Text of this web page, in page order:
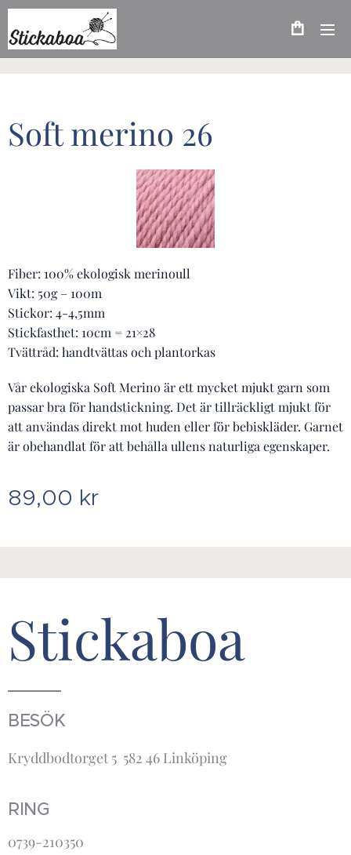
Soft merino 26
Fiber: 100% ekologisk merinoull
Vikt: 50g – 100m
Stickor: 4-4,5mm
Stickfasthet: 10cm = 21×28
Tvättråd: handtvättas och plantorkas
Vår ekologiska Soft Merino är ett mycket mjukt garn som
passar bra för handstickning. Det är tillräckligt mjukt för
att användas direkt mot huden eller för bebiskläder. Garnet
är obehandlat för att behålla ullens naturliga egenskaper.
89,00 kr
Stickaboa
BESÖK
Kryddbodtorget 5 582 46 Linköping
RING
0739-210350